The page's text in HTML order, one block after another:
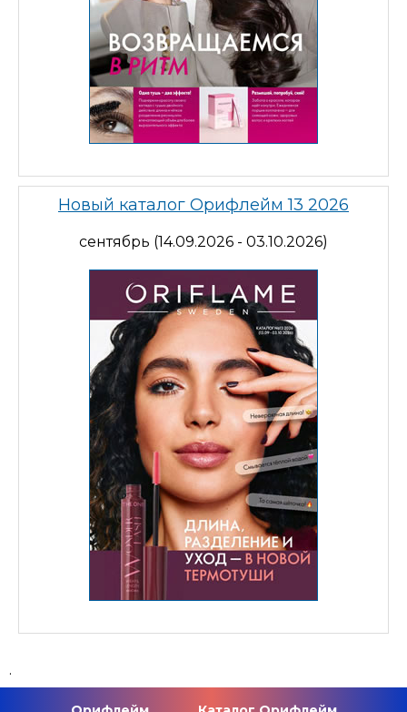
Новый каталог Орифлейм 13 2026
сентябрь (14.09.2026 - 03.10.2026)
.